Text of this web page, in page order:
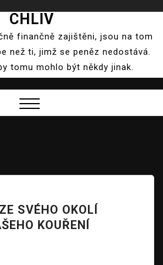
CHLIV
finančně zajištěni, jsou na tom
než ti, jimž se peněz nedostává.
tomu mohlo být někdy jinak.
SVÉHO OKOLÍ
KOUŘENÍ